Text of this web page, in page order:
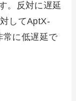
。反対に遅延
してAptX-
常に低遅延で